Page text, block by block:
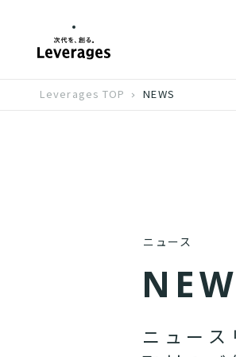
Leverages TOP NEWS
ニュース
N EW
ニ ュ ー ス